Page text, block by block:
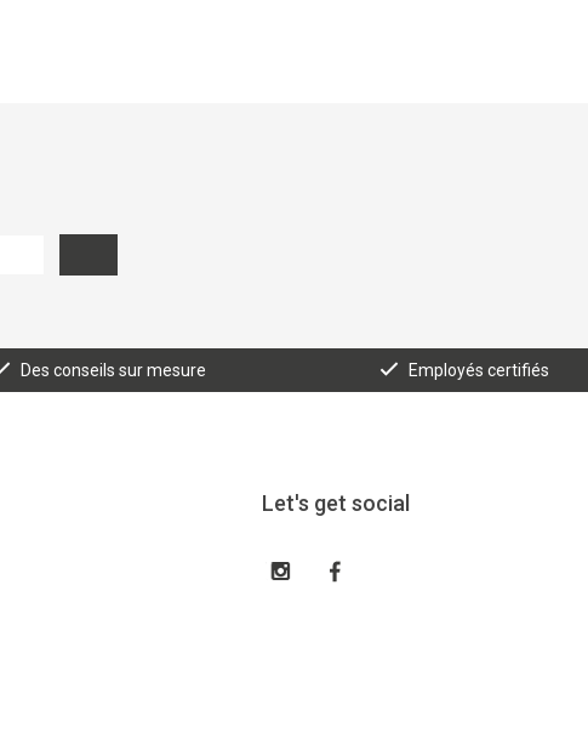
Des conseils sur mesure Employés certifiés
Let's get social